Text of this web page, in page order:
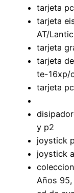
tarjeta
tarjeta
AT/
tarjeta
tarjeta
te-16xp/
tarjeta
y p2
joystick
joystick
Años